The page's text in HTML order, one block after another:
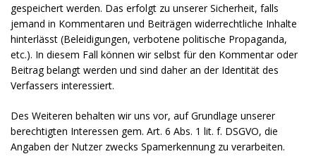
gespeichert werden. Das erfolgt zu unserer Sicherheit, falls
jemand in Kommentaren und Beiträgen widerrechtliche Inhalte
hinterlässt (Beleidigungen, verbotene politische Propaganda,
etc.). In diesem Fall können wir selbst für den Kommentar oder
Beitrag belangt werden und sind daher an der Identität des
Verfassers interessiert.
Des Weiteren behalten wir uns vor, auf Grundlage unserer
berechtigten Interessen gem. Art. 6 Abs. 1 lit. f. DSGVO, die
Angaben der Nutzer zwecks Spamerkennung zu verarbeiten.